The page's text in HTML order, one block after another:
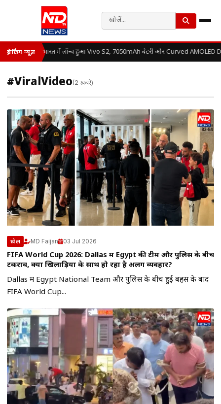
ब्रेकिंग न्यूज़ भारत में लॉन्च हुआ Vivo S2, 7050mAh बैटरी और Curved AMOLED
#ViralVideo(2 खबरें)
खेल MD Faijan 03 Jul 2026
FIFA World Cup 2026: Dallas में Egypt की टीम और पुलिस के बीच
टकराव, क्या खिलाड़ियों के साथ हो रहा है अलग व्यवहार?
Dallas में Egypt National Team और पुलिस के बीच हुई बहस के बाद
FIFA World Cup...